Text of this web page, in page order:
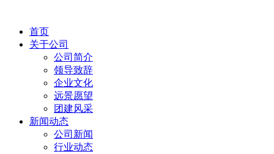
首页
关于公司
公司简介
领导致辞
企业文化
远景愿望
团建风采
新闻动态
公司新闻
行业动态